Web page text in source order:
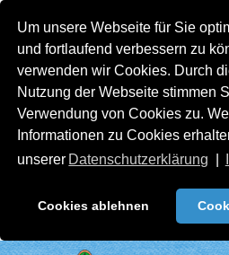
Um unsere Webseite für Sie
und fortlaufend verbessern zu
verwenden wir Cookies. Durch
Nutzung der Webseite stimmen
Verwendung von Cookies zu.
Informationen zu Cookies
unserer Datenschutzerklärung
Cookies ablehnen